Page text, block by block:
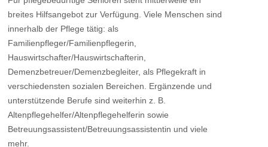
breites Hilfsangebot zur Verfügung. Viele Menschen sind
innerhalb der Pflege tätig: als
Familienpfleger/Familienpflegerin,
Hauswirtschafter/Hauswirtschafterin,
Demenzbetreuer/Demenzbegleiter, als Pflegekraft in
verschiedensten sozialen Bereichen. Ergänzende und
unterstützende Berufe sind weiterhin z. B.
Altenpflegehelfer/Altenpflegehelferin sowie
Betreuungsassistent/Betreuungsassistentin und viele
mehr.